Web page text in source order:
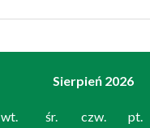
Sierpień 2026
wt. śr. czw. pt.